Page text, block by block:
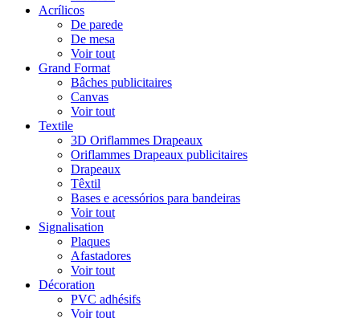
Acrílicos
De parede
De mesa
Voir tout
Grand Format
Bâches publicitaires
Canvas
Voir tout
Textile
3D Oriflammes Drapeaux
Oriflammes Drapeaux publicitaires
Drapeaux
Têxtil
Bases e acessórios para bandeiras
Voir tout
Signalisation
Plaques
Afastadores
Voir tout
Décoration
PVC adhésifs
Voir tout